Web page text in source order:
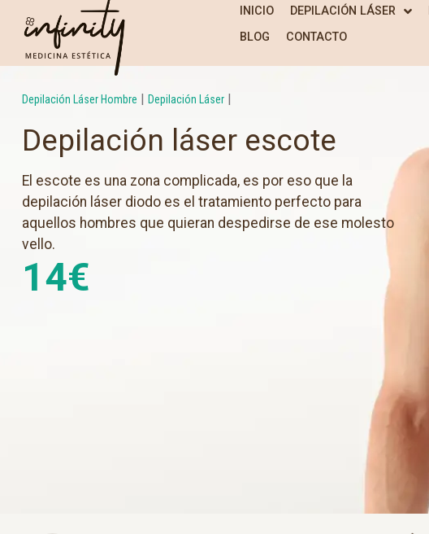
INICIO DEPILACIÓN LÁSER
BLOG
CONTACTO
Depilación Láser Hombre | Depilación Láser|
Depilación láser escote
El escote es una zona complicada, es por eso que la
depilación láser diodo es el tratamiento perfecto para
aquellos hombres que quieran despedirse de ese molesto
vello.
14€